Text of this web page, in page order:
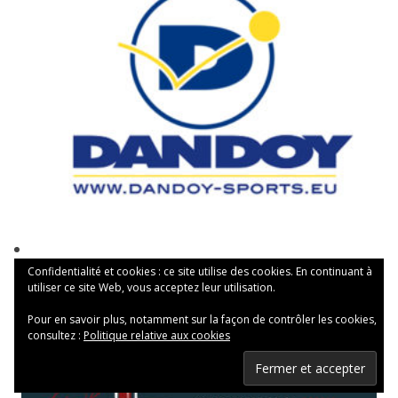
Confidentialité et cookies : ce site utilise des cookies. En continuant à
utiliser ce site Web, vous acceptez leur utilisation.
Pour en savoir plus, notamment sur la façon de contrôler les cookies,
consultez : Politique relative aux cookies